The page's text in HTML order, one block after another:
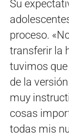
Su
proceso.
transferir la
tuvimos
de la
muy
cosas
todas mis